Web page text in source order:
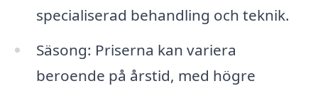
specialiserad behandling och teknik.
Säsong: Priserna kan variera
beroende på årstid, med högre